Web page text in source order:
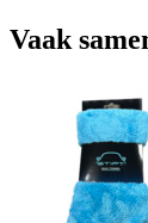
Vaak